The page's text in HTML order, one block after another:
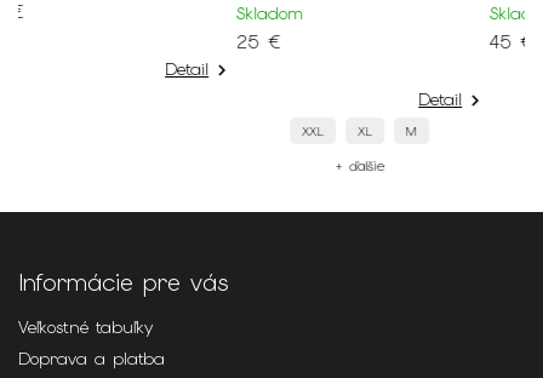
Skladom Skladom
45 €
Detail
+ ďalšie
Informácie pre vás
Veľkostné tabuľky
Doprava a platba